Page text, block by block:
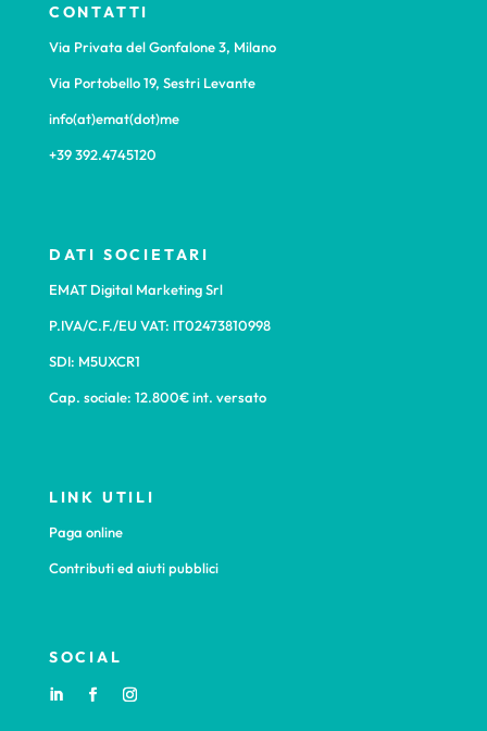
CONTATTI
Via Privata del Gonfalone 3, Milano
Via Portobello 19, Sestri Levante
info(at)emat(dot)me
+39 392.4745120
DATI SOCIETARI
EMAT Digital Marketing Srl
P.IVA/C.F./EU VAT: IT02473810998
SDI: M5UXCR1
Cap. sociale: 12.800€ int. versato
LINK UTILI
Paga online
Contributi ed aiuti pubblici
SOCIAL